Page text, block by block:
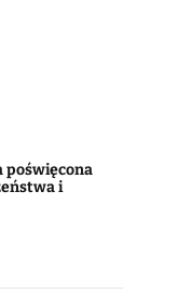
poświęcona
i